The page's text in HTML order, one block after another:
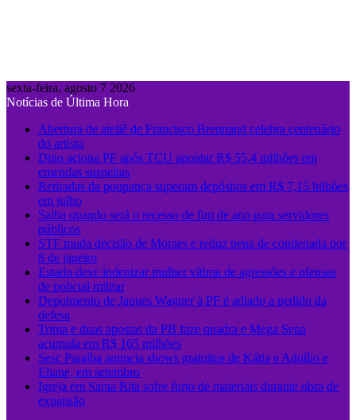
sexta-feira, agosto 7 2026
Notícias de Última Hora
Abertura de ateliê de Francisco Brennand celebra centenário
do artista
Dino aciona PF após TCU apontar R$ 55,4 milhões em
emendas suspeitas
Retiradas da poupança superam depósitos em R$ 7,15 bilhões
em julho
Saiba quando será o recesso de fim de ano para servidores
públicos
STF muda decisão de Moraes e reduz pena de condenada por
8 de janeiro
Estado deve indenizar mulher vítima de agressões e ofensas
de policial militar
Depoimento de Jaques Wagner à PF é adiado a pedido da
defesa
Trinta e duas apostas da PB faze quadra e Mega Sena
acumula em R$ 165 milhões
Sesc Paraíba anuncia shows gratuitos de Kátia e Aduílio e
Eliane, em setembro
Igreja em Santa Rita sofre furto de materiais durante obra de
expansão